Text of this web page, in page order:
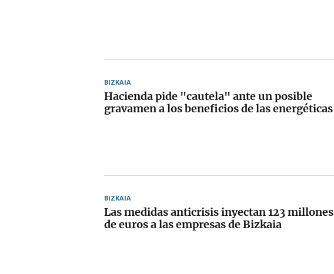
BIZKAIA
Hacienda pide "cautela" ante un posible
gravamen a los beneficios de las energéticas
BIZKAIA
Las medidas anticrisis inyectan 123 millones
de euros a las empresas de Bizkaia